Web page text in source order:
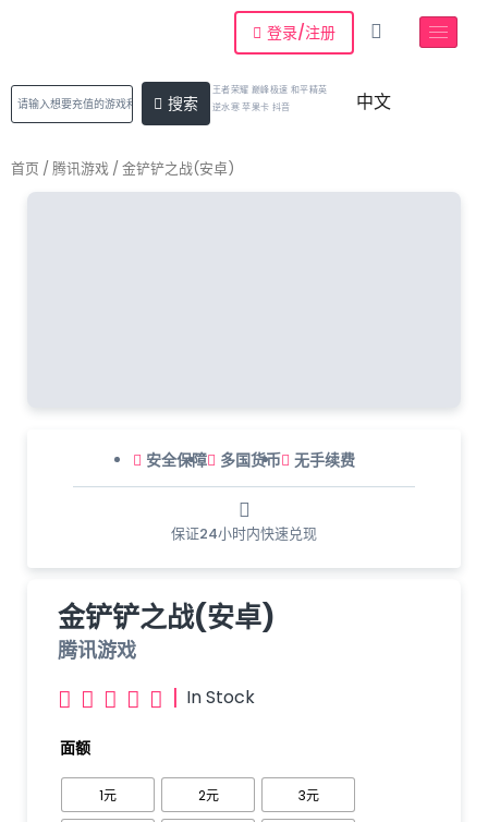
登录/注册
搜索
王者荣耀 巅峰极速 和平精英
逆水寒 苹果卡 抖音
中文
首页 / 腾讯游戏 / 金铲铲之战(安卓)
安全保障 多国货币 无手续费
保证24小时内快速兑现
金铲铲之战(安卓)
腾讯游戏
     | In Stock
面额
1元 2元 3元